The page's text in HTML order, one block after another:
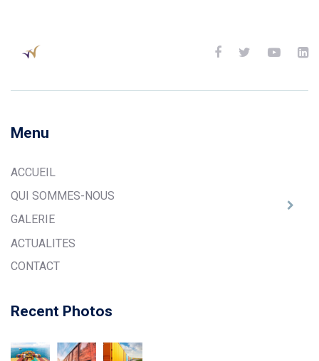
Menu
ACCUEIL
QUI SOMMES-NOUS
GALERIE
ACTUALITES
CONTACT
Recent Photos